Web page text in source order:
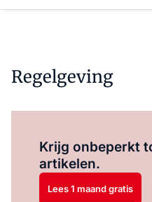
Regelgeving
Krijg onbeperkt
artikelen.
Lees 1 maand gratis